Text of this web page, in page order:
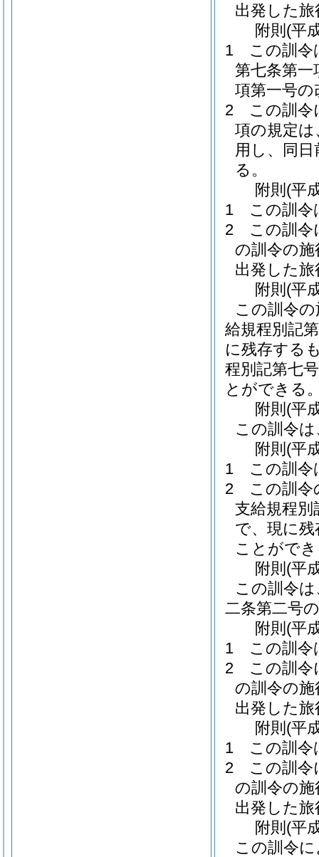
出発した
附則 (平
1
この訓令
第七条第一
項第一号
2
この訓令
項の規定
用し、同
る。
附則 (平
1
この訓令
2
この訓令
の訓令の
出発した
附則 (平
この訓令
給規程別記
に残存する
程別記第七
とができる
附則 (平
この訓令
附則 (平
1
この訓令
2
この訓令
支給規程別
で、現に
ことがで
附則 (平
この訓令
二条第二号
附則 (平
1
この訓令
2
この訓令
の訓令の
出発した
附則 (平
1
この訓令
2
この訓令
の訓令の
出発した
附則 (平
この訓令